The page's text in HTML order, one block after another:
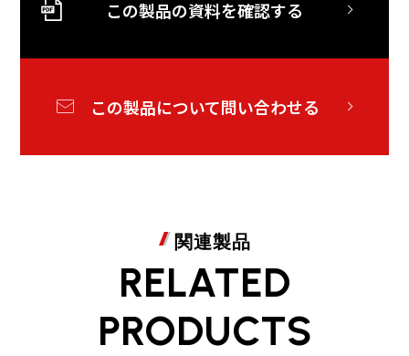
この製品の資料を確認する
この製品について問い合わせる
関連製品
RELATED
PRODUCTS